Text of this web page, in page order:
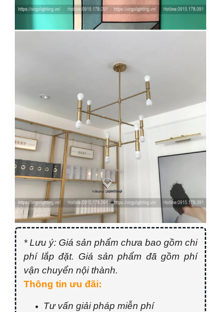
* Lưu ý: Giá sản phẩm chưa bao gồm chi
phí lắp đặt. Giá sản phẩm đã gồm phí
vận chuyển nội thành.
Thông tin ưu đãi:
Tư vấn giải pháp miễn phí